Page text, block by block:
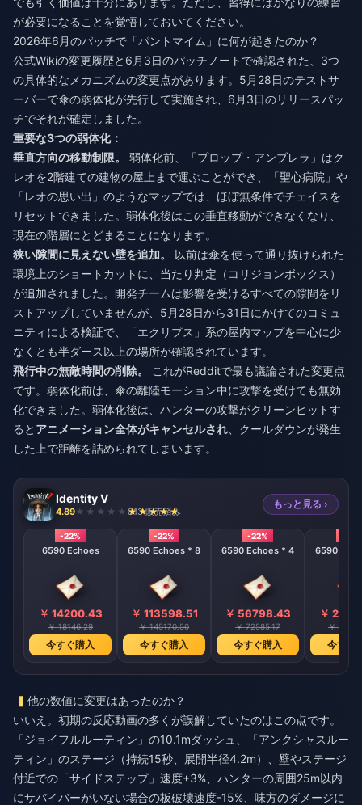
が必要になることを覚悟しておいてください。
2026年6月のパッチで「パントマイム」に何が起きたのか？
公式Wikiの変更履歴と6月3日のパッチノートで確認された、3つ
の具体的なメカニズムの変更点があります。5月28日のテストサ
ーバーで傘の弱体化が先行して実施され、6月3日のリリースパッ
チでそれが確定しました。
重要な3つの弱体化：
垂直方向の移動制限。
弱体化前、「プロップ・アンブレラ」はク
レオを2階建ての建物の屋上まで運ぶことができ、「聖心病院」や
「レオの思い出」のようなマップでは、ほぼ無条件でチェイスを
リセットできました。弱体化後はこの垂直移動ができなくなり、
現在の階層にとどまることになります。
狭い隙間に見えない壁を追加。
以前は傘を使って通り抜けられた
環境上のショートカットに、当たり判定（コリジョンボックス）
が追加されました。開発チームは影響を受けるすべての隙間をリ
ストアップしていませんが、5月28日から31日にかけてのコミュ
ニティによる検証で、「エクリプス」系の屋内マップを中心に少
なくとも半ダース以上の場所が確認されています。
飛行中の無敵時間の削除。
これがRedditで最も議論された変更点
です。弱体化前は、傘の離陸モーション中に攻撃を受けても無効
化できました。弱体化後は、ハンターの攻撃がクリーンヒットす
ると アニメーション全体がキャンセルされ 、クールダウンが発生
した上で距離を詰められてしまいます。
Identity V
4.89 813 販売済み
もっと見る ›
-22%
6590 Echoes
￥ 14200.43
￥ 18146.29
今すぐ購入
-22%
6590 Echoes * 8
￥ 113598.51
￥ 145170.50
今すぐ購入
-22%
6590 Echoes * 4
￥ 56798.43
￥ 72585.17
今すぐ購入
6590
￥
￥
今すぐ
他の数値に変更はあったのか？
いいえ。初期の反応動画の多くが誤解していたのはこの点です。
「ジョイフルルーティン」の10.1mダッシュ、「アンクシャスルー
ティン」のステージ（持続15秒、展開半径4.2m）、壁やステージ
付近での「サイドステップ」速度+3%、ハンターの周囲25m以内
にサバイバーがいない場合の板破壊速度-15%、味方のダメージに